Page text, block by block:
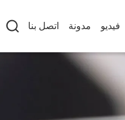
فيديو مدونة اتصل بنا